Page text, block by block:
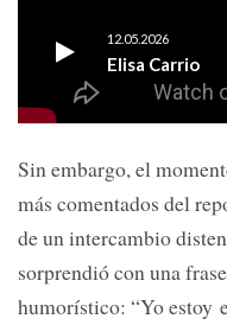
Sin embargo, el
más comentados del
de un intercambio
sorprendió con una
humorístico: “Yo estoy